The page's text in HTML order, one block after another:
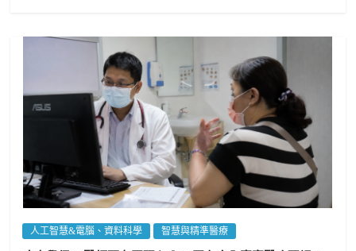
人工智慧&電腦、資料科學 智慧與精準醫療